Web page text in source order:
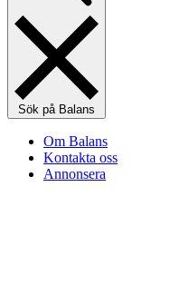
Sök på Balans
Om Balans
Kontakta oss
Annonsera